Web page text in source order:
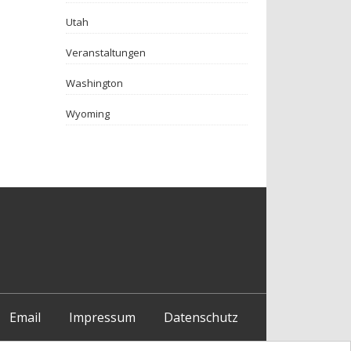
Utah
Veranstaltungen
Washington
Wyoming
Email Impressum Datenschutz